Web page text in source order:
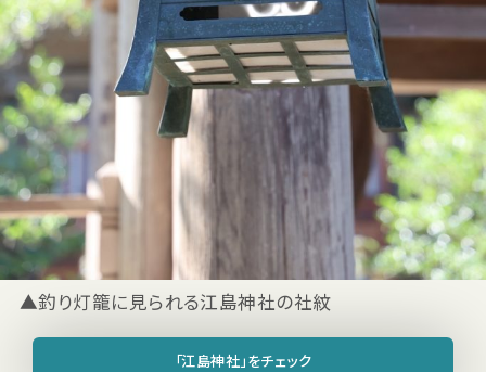
▲釣り灯籠に見られる江島神社の社紋
「江島神社」をチェック